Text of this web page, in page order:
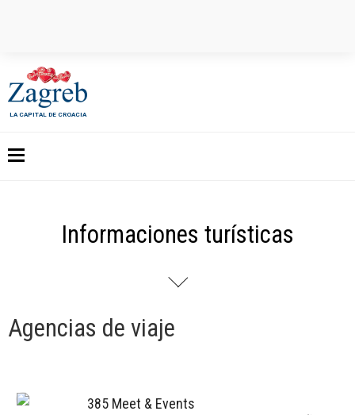
LA CAPITAL DE CROACIA
Informaciones turísticas
Agencias de viaje
385 Meet & Events